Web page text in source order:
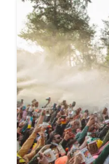
09/02/2024
¿Cuántas
y cuál es…
¿Querés
en el
la fiesta, a qué